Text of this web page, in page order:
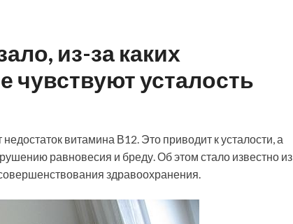
из-за каких
усталость
витамина В12. Это приводит к усталости, а
равновесия и бреду. Об этом стало известно из
здравоохранения.